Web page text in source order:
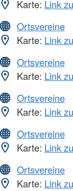
Karte: Link
Ortsvereine
Karte: Link
Ortsvereine
Karte: Link
Ortsvereine
Karte: Link
Ortsvereine
Karte: Link
Ortsvereine
Karte: Link